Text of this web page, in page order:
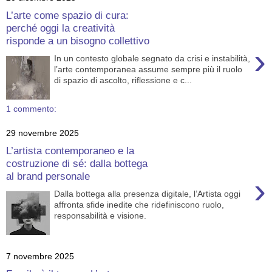
L’arte come spazio di cura:
perché oggi la creatività
risponde a un bisogno collettivo
›
In un contesto globale segnato da crisi e instabilità,
l’arte contemporanea assume sempre più il ruolo
di spazio di ascolto, riflessione e c...
1 commento:
29 novembre 2025
L’artista contemporaneo e la
costruzione di sé: dalla bottega
al brand personale
›
Dalla bottega alla presenza digitale, l’Artista oggi
affronta sfide inedite che ridefiniscono ruolo,
responsabilità e visione.
7 novembre 2025